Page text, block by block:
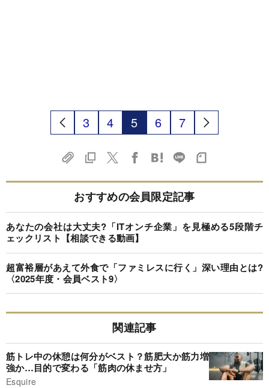
3 4 5 6 7
おすすめの会員限定記事
あなたの会社は大丈夫?「ITオンチ企業」を見極める5段階チ
ェックリスト【相談できる動画】
超富裕層があえて外食で「ファミレスに行く」深い理由とは?
〈2025年度・会員ベスト9〉
関連記事
筋トレ中の休憩は何分がベスト？筋肥大か筋力増
強か…目的で変わる「筋肉の休ませ方」
Esquire